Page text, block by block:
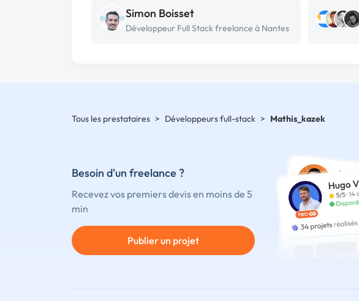
Simon Boisset
Développeur Full Stack freelance à Nantes
Tous les prestataires > Développeurs full-stack > Mathis_kazek
Besoin d'un freelance ?
Recevez vos premiers devis en moins de 5
min
Publier un projet